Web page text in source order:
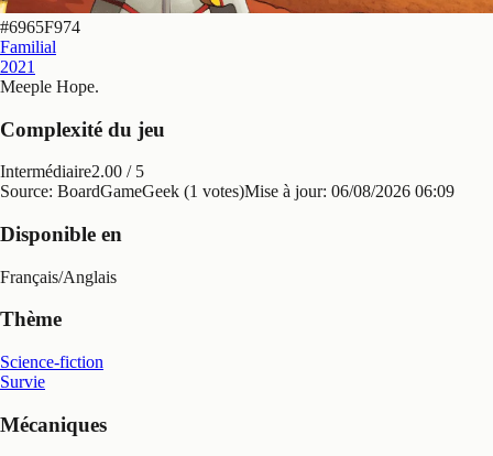
#6965F974
Familial
2021
Meeple Hope.
Complexité du jeu
Intermédiaire2.00 / 5
Source: BoardGameGeek (1 votes)Mise à jour: 06/08/2026 06:09
Disponible en
Français/Anglais
Thème
Science-fiction
Survie
Mécaniques